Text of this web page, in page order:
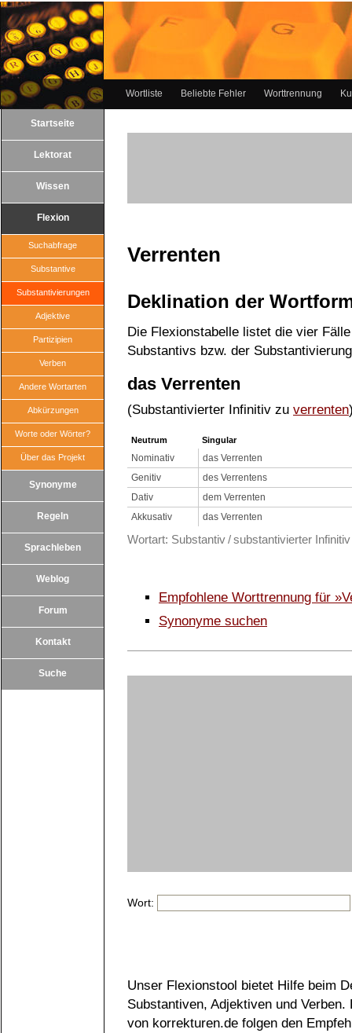
Wortliste Beliebte Fehler Worttrennung
Startseite
Lektorat
Wissen
Flexion
Suchabfrage
Substantive
Substantivierungen
Adjektive
Partizipien
Verben
Andere Wortarten
Abkürzungen
Worte oder Wörter?
Über das Projekt
Synonyme
Regeln
Sprachleben
Weblog
Forum
Kontakt
Suche
Verrenten
Deklination der
Die Flexionstabelle listet die vier
Substantivs bzw. der
das Verrenten
(Substantivierter Infinitiv zu verrenten
Neutrum Singular
Nominativ
das Verrenten
Genitiv
des Verrentens
Dativ
dem Verrenten
Akkusativ
das Verrenten
Wortart: Substantiv / substantivierter Infinitiv
Empfohlene Worttrennung für
Synonyme suchen
Wort:
Unser Flexionstool bietet Hilfe beim
Substantiven, Adjektiven und
von korrekturen.de folgen den